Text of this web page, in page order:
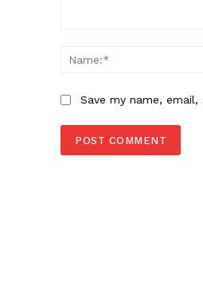
Save my name,